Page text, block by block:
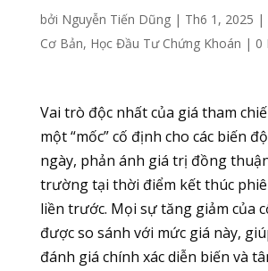
bởi Nguyễn Tiến Dũng| Th6 1, 2025 |
Cơ Bản, Học Đầu Tư Chứng Khoán | 0
Vai trò độc nhất của giá tham
một “mốc” cố định cho các biến
ngày, phản ánh giá trị đồng
trường tại thời điểm kết thúc
liền trước. Mọi sự tăng giảm của
được so sánh với mức giá này,
đánh giá chính xác diễn biến và